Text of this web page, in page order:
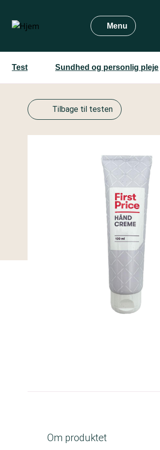
hovedindhold
Menu
Test Sundhed og personlig pleje
Tilbage til testen
Om produktet